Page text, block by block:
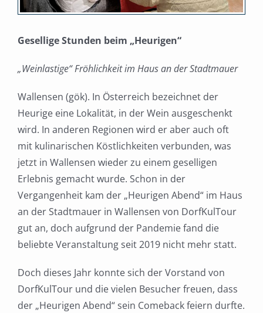
Gesellige Stunden beim „Heurigen“
„Weinlastige“ Fröhlichkeit im Haus an der Stadtmauer
Wallensen (gök). In Österreich bezeichnet der
Heurige eine Lokalität, in der Wein ausgeschenkt
wird. In anderen Regionen wird er aber auch oft
mit kulinarischen Köstlichkeiten verbunden, was
jetzt in Wallensen wieder zu einem geselligen
Erlebnis gemacht wurde. Schon in der
Vergangenheit kam der „Heurigen Abend“ im Haus
an der Stadtmauer in Wallensen von DorfKulTour
gut an, doch aufgrund der Pandemie fand die
beliebte Veranstaltung seit 2019 nicht mehr statt.
Doch dieses Jahr konnte sich der Vorstand von
DorfKulTour und die vielen Besucher freuen, dass
der „Heurigen Abend“ sein Comeback feiern durfte.